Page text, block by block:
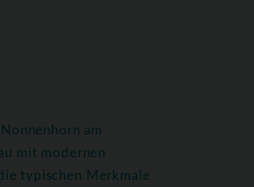
am
mit modernen
typischen Merkmale